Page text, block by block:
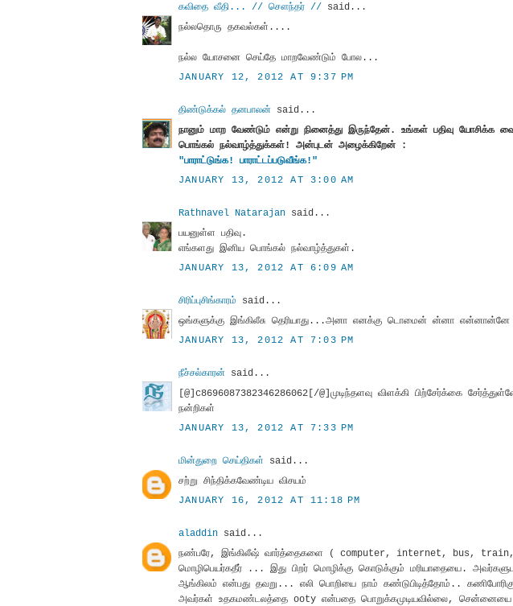
கவிதை வீதி... // சௌந்தர் // said...
நல்லதொரு தகவல்கள்....
நல்ல யோசனை செய்தே மாறவேண்டும் போல...
JANUARY 12, 2012 AT 9:37 PM
திண்டுக்கல் தனபாலன் said...
நானும் மாற வேண்டும் என்று நினைத்து இருந்தேன். உங்கள் பதிவு யோசிக்க
பொங்கல் நல்வாழ்த்துக்கள்! அன்புடன் அழைக்கிறேன் :
"பாராட்டுங்க! பாராட்டப்படுவீங்க!"
JANUARY 13, 2012 AT 3:00 AM
Rathnavel Natarajan said...
பயனுள்ள பதிவு.
எங்களது இனிய பொங்கல் நல்வாழ்த்துகள்.
JANUARY 13, 2012 AT 6:09 AM
சிரிப்புசிங்காரம் said...
ஒங்களுக்கு இங்கிலீசு தெரியாது...அனா எனக்கு டொமைன் ன்னா என்னான்னே
JANUARY 13, 2012 AT 7:03 PM
நீச்சல்காரன் said...
[@]c8696087382346286062[/@]முடிந்தளவு விளக்கி பிற்சேர்க்கை
நன்றிகள்
JANUARY 13, 2012 AT 7:33 PM
மின்துறை செய்திகள் said...
சற்று சிந்திக்கவேண்டிய விசயம்
JANUARY 16, 2012 AT 11:18 PM
aladdin said...
நண்பரே, இங்கிலீஷ் வார்த்தைகளை ( computer, internet, bus, train,
மொழிபெயர்கதீர் ... இது பிறர் மொழிக்கு கொடுக்கும் மரியாதையை.
ஆங்கிலம் என்பது தவறு... எலி பொறியை நாம் கண்டுபிடித்தோம்..
அவர்கள் உதகமண்டலத்தை ooty என்பதை பொறுக்கமுடியவில்லை,